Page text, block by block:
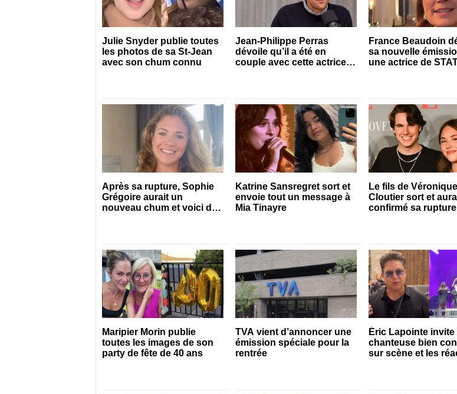
Julie Snyder publie toutes
les photos de sa St-Jean
avec son chum connu
Jean-Philippe Perras
dévoile qu’il a été en
couple avec cette actrice
France Beaudoin
sa nouvelle
une actrice de
Après sa rupture, Sophie
Grégoire aurait un
nouveau chum et voici de
Katrine Sansregret sort et
envoie tout un message à
Mia Tinayre
Le fils de Véronique
Cloutier sort et
confirmé sa rupture
Maripier Morin publie
toutes les images de son
party de fête de 40 ans
TVA vient d’annoncer une
émission spéciale pour la
rentrée
Éric Lapointe invite
chanteuse bien
sur scène et les